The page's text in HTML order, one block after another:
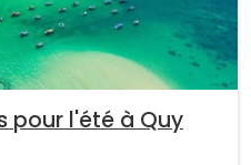
pour l'été à Quy